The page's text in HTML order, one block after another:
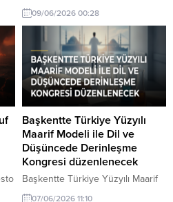
Liseleri Kültür ve Sanat Festivali
10 Haziranda düzenlenecek
hakkında son gelişmeler.
Uluslararası Anadolu İmam Hatip
Liseleri Kültür ve Sanat Festivali,
10 Haziran'da gerçekleştirilecek.
Bu festival, kültürel etkinliklerle
zenginleşecek.
09/06/2026 00:28
Başkentte Türkiye Yüzyılı
Maarif Modeli ile Dil ve
Düşüncede Derinleşme
Kongresi düzenlenecek
Başkentte Türkiye Yüzyılı Maarif
Modeli ile Dil ve Düşüncede
07/06/2026 11:10